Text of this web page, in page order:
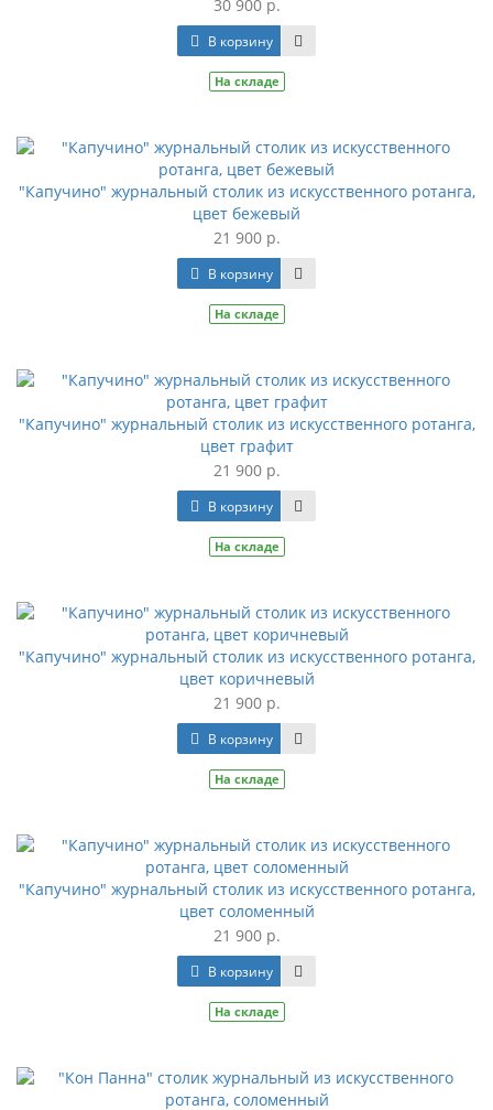
30 900 р.
В корзину
На складе
"Капучино" журнальный столик из искусственного ротанга,
цвет бежевый
21 900 р.
В корзину
На складе
"Капучино" журнальный столик из искусственного ротанга,
цвет графит
21 900 р.
В корзину
На складе
"Капучино" журнальный столик из искусственного ротанга,
цвет коричневый
21 900 р.
В корзину
На складе
"Капучино" журнальный столик из искусственного ротанга,
цвет соломенный
21 900 р.
В корзину
На складе